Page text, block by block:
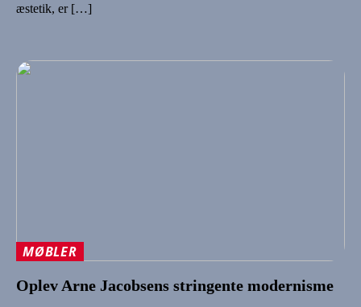
æstetik, er […]
MØBLER
Oplev Arne Jacobsens stringente modernisme